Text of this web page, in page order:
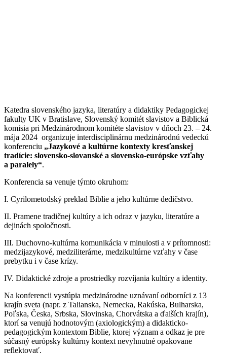
Katedra slovenského jazyka, literatúry a didaktiky Pedagogickej
fakulty UK v Bratislave, Slovenský komitét slavistov a Biblická
komisia pri Medzinárodnom komitéte slavistov v dňoch 23. – 24.
mája 2024 organizuje interdisciplinárnu medzinárodnú vedeckú
konferenciu „Jazykové a kultúrne kontexty kresťanskej
tradície: slovensko-slovanské a slovensko-európske vzťahy
a paralely“.
Konferencia sa venuje týmto okruhom:
I. Cyrilometodský preklad Biblie a jeho kultúrne dedičstvo.
II. Pramene tradičnej kultúry a ich odraz v jazyku, literatúre a
dejinách spoločnosti.
III. Duchovno-kultúrna komunikácia v minulosti a v prítomnosti:
medzijazykové, medziliterárne, medzikultúrne vzťahy v čase
prebytku i v čase krízy.
IV. Didaktické zdroje a prostriedky rozvíjania kultúry a identity.
Na konferencii vystúpia medzinárodne uznávaní odborníci z 13
krajín sveta (napr. z Talianska, Nemecka, Rakúska, Bulharska,
Poľska, Česka, Srbska, Slovinska, Chorvátska a ďalších krajín),
ktorí sa venujú hodnotovým (axiologickým) a didakticko-
pedagogickým kontextom Biblie, ktorej význam a odkaz je pre
súčasný európsky kultúrny kontext nevyhnutné opakovane
reflektovať.